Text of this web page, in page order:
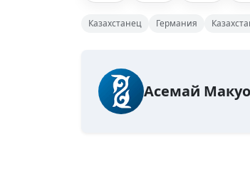
Казахстанец Германия
Асемай